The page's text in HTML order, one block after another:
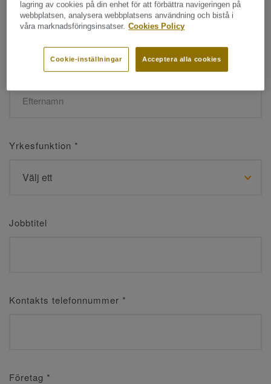
Efternamn*
Yrkesfunktion *
Jobbtitel
Kontakts telefonnummer *
Företag *
lagring av cookies på din enhet för att förbättra navigeringen på
webbplatsen, analysera webbplatsens användning och bistå i
våra marknadsföringsinsatser. Cookies Policy
Acceptera alla cookies
Cookie-inställningar